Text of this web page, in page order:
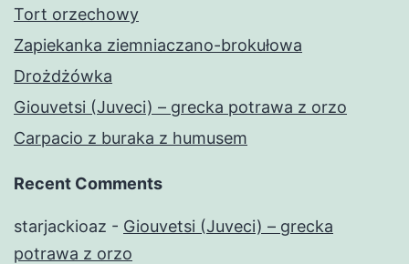
Tort orzechowy
Zapiekanka ziemniaczano-brokułowa
Drożdżówka
Giouvetsi (Juveci) – grecka potrawa z orzo
Carpacio z buraka z humusem
Recent Comments
starjackioaz - Giouvetsi (Juveci) – grecka
potrawa z orzo